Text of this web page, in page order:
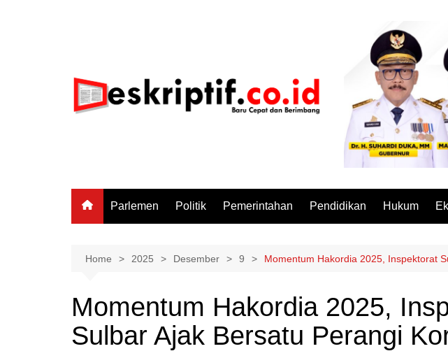
Parlemen Politik Pemerintahan Pendidikan Hukum
Home 2025 Desember 9 Momentum Hakordia 2025, Inspektorat
Momentum Hakordia 2025,
Sulbar Ajak Bersatu Perangi